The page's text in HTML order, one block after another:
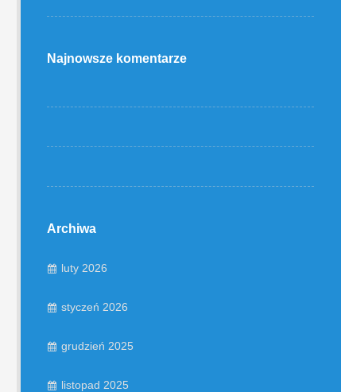
Najnowsze komentarze
Archiwa
luty 2026
styczeń 2026
grudzień 2025
listopad 2025